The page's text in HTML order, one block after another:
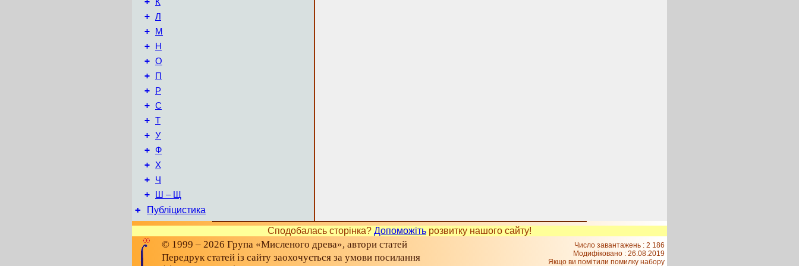
+ Л
+ М
+ Н
+ О
+ П
+ Р
+ С
+ Т
+ У
+ Ф
+ Х
+ Ч
+ Ш – Щ
+ Публіцистика
Сподобалась сторінка? Допоможіть розвитку нашого сайту!
© 1999 – 2026 Група «Мисленого древа», автори статей
Передрук статей із сайту заохочується за умови посилання
Число завантажень : 2 186
Модифіковано : 26.08.2019
Якщо ви помітили помилку набору